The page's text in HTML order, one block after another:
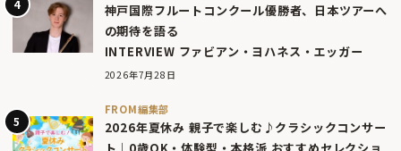
神戸国際フルートコンクール優勝者、日本ツアーへ
の期待を語る
INTERVIEW ファビアン・ヨハネス・エッガー
2026年7月28日
FROM編集部
2026年夏休み 親子で楽しむ♪クラシックコンサー